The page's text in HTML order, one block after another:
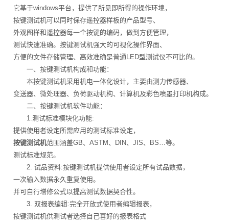
它基于windows平台，提供了所见即所得的操作环境，
按键测试机可以同时保存遥控器样板的产品型号、
外观图样和遥控器每一个按键的编码，做到方便管理，
测试快速准确。按键测试机强大的可视化操作界面、
方便的文件存储管理、高效准确是普通LED型测试仪不可比的。
一、按键测试机构成和功能：
本按键测试机采用机电一体化设计，主要由测力传感器、
变送器、微处理器、负荷驱动机构、计算机及彩色喷墨打印机构成。
二、按键测试机软件功能：
1.测试标准模块化功能:
提供使用者设定所需应用的测试标准设定，
按键测试机范围涵盖GB、ASTM、DIN、JIS、BS…等。
测试标准规范。
2. 试品资料:按键测试机提供使用者设定所有试品数据，
一次输入数据永久重复使用。
并可自行增修公式以提高测试数据契合性。
3. 双报表编辑:完全开放式使用者编辑报表，
按键测试机供测试者选择自己喜好的报表格式